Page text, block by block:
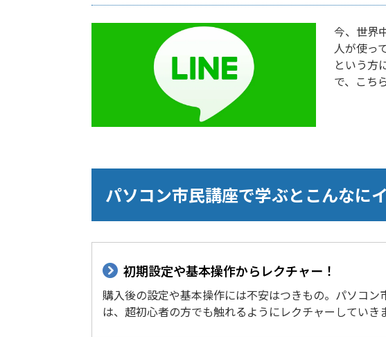
今、世界
人が使っ
という方
で、こち
パソコン市民講座で学ぶとこんなにイ
初期設定や基本操作からレクチャー！
購入後の設定や基本操作には不安はつきもの。パソコン
は、超初心者の方でも触れるようにレクチャーしていき